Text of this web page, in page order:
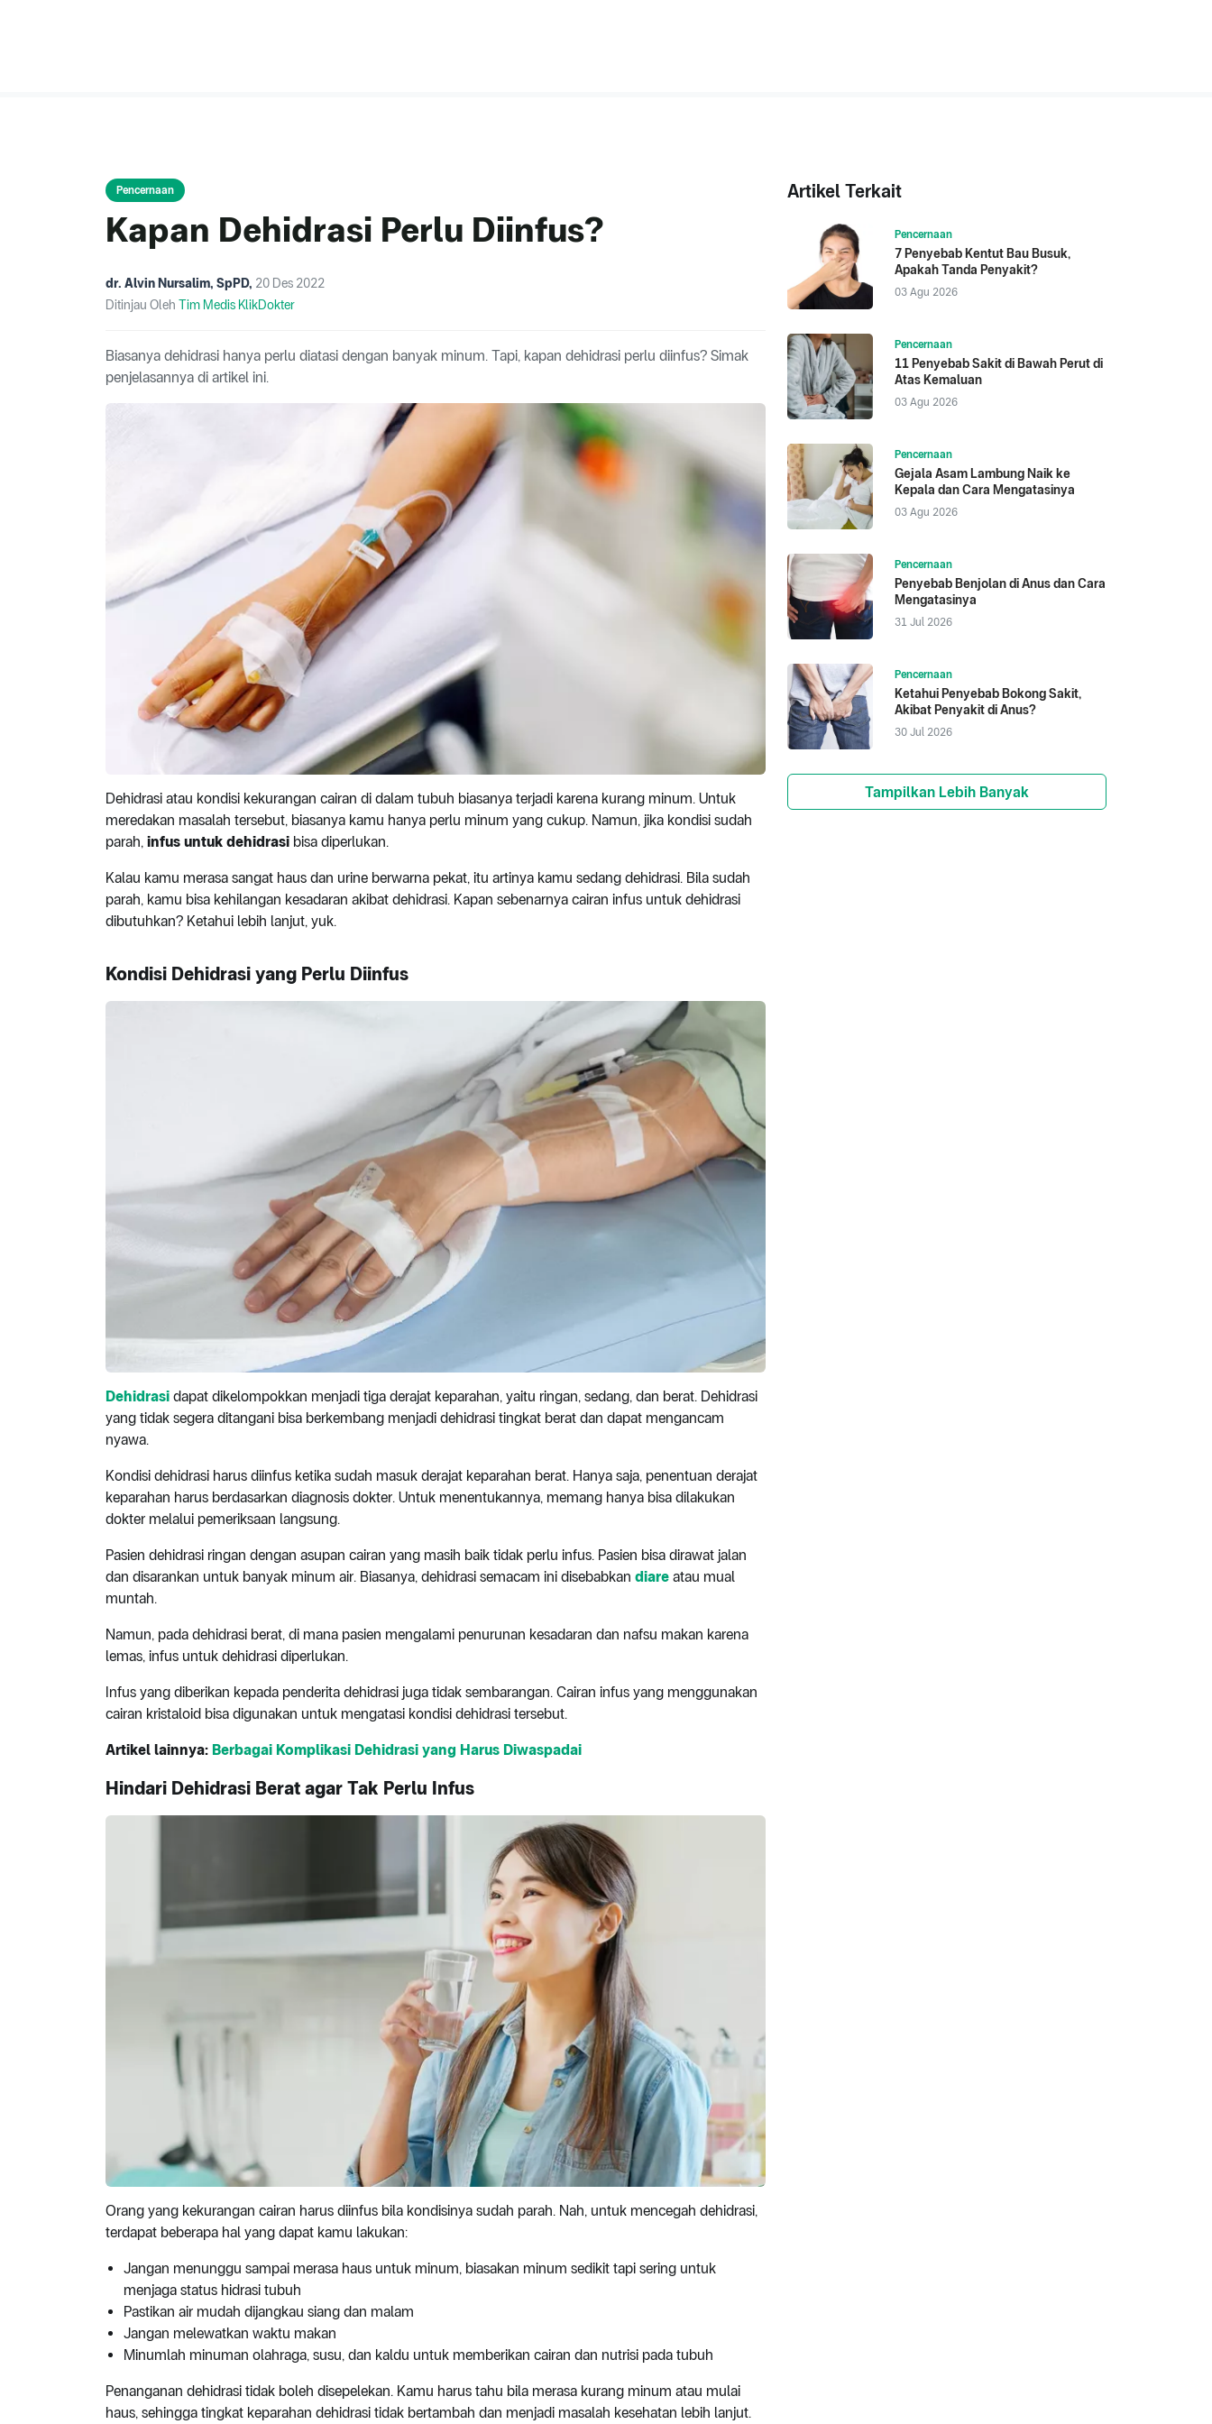
Pencernaan
Kapan Dehidrasi Perlu Diinfus?
dr. Alvin Nursalim, SpPD, 20 Des 2022
Ditinjau Oleh Tim Medis KlikDokter
Biasanya dehidrasi hanya perlu diatasi dengan banyak minum. Tapi, kapan dehidrasi perlu diinfus? Simak
penjelasannya di artikel ini.
Dehidrasi atau kondisi kekurangan cairan di dalam tubuh biasanya terjadi karena kurang minum. Untuk
meredakan masalah tersebut, biasanya kamu hanya perlu minum yang cukup. Namun, jika kondisi sudah
parah, infus untuk dehidrasi bisa diperlukan.
Kalau kamu merasa sangat haus dan urine berwarna pekat, itu artinya kamu sedang dehidrasi. Bila sudah
parah, kamu bisa kehilangan kesadaran akibat dehidrasi. Kapan sebenarnya cairan infus untuk dehidrasi
dibutuhkan? Ketahui lebih lanjut, yuk.
Kondisi Dehidrasi yang Perlu Diinfus
Dehidrasi dapat dikelompokkan menjadi tiga derajat keparahan, yaitu ringan, sedang, dan berat. Dehidrasi
yang tidak segera ditangani bisa berkembang menjadi dehidrasi tingkat berat dan dapat mengancam
nyawa.
Kondisi dehidrasi harus diinfus ketika sudah masuk derajat keparahan berat. Hanya saja, penentuan derajat
keparahan harus berdasarkan diagnosis dokter. Untuk menentukannya, memang hanya bisa dilakukan
dokter melalui pemeriksaan langsung.
Pasien dehidrasi ringan dengan asupan cairan yang masih baik tidak perlu infus. Pasien bisa dirawat jalan
dan disarankan untuk banyak minum air. Biasanya, dehidrasi semacam ini disebabkan diare atau mual
muntah.
Namun, pada dehidrasi berat, di mana pasien mengalami penurunan kesadaran dan nafsu makan karena
lemas, infus untuk dehidrasi diperlukan.
Infus yang diberikan kepada penderita dehidrasi juga tidak sembarangan. Cairan infus yang menggunakan
cairan kristaloid bisa digunakan untuk mengatasi kondisi dehidrasi tersebut.
Artikel lainnya: Berbagai Komplikasi Dehidrasi yang Harus Diwaspadai
Hindari Dehidrasi Berat agar Tak Perlu Infus
Orang yang kekurangan cairan harus diinfus bila kondisinya sudah parah. Nah, untuk mencegah dehidrasi,
terdapat beberapa hal yang dapat kamu lakukan:
Jangan menunggu sampai merasa haus untuk minum, biasakan minum sedikit tapi sering untuk
menjaga status hidrasi tubuh
Pastikan air mudah dijangkau siang dan malam
Jangan melewatkan waktu makan
Minumlah minuman olahraga, susu, dan kaldu untuk memberikan cairan dan nutrisi pada tubuh
Penanganan dehidrasi tidak boleh disepelekan. Kamu harus tahu bila merasa kurang minum atau mulai
haus, sehingga tingkat keparahan dehidrasi tidak bertambah dan menjadi masalah kesehatan lebih lanjut.
Artikel Terkait
Pencernaan
7 Penyebab Kentut Bau Busuk,
Apakah Tanda Penyakit?
03 Agu 2026
Pencernaan
11 Penyebab Sakit di Bawah Perut di
Atas Kemaluan
03 Agu 2026
Pencernaan
Gejala Asam Lambung Naik ke
Kepala dan Cara Mengatasinya
03 Agu 2026
Pencernaan
Penyebab Benjolan di Anus dan Cara
Mengatasinya
31 Jul 2026
Pencernaan
Ketahui Penyebab Bokong Sakit,
Akibat Penyakit di Anus?
30 Jul 2026
Tampilkan Lebih Banyak